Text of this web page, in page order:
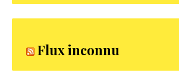
Flux inconnu